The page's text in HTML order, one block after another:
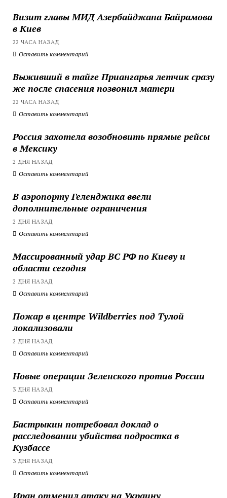
Визит главы МИД Азербайджана Байрамова
в Киев
22 ЧАСА НАЗАД
Оставить комментарий
Выживший в тайге Приангарья летчик сразу
же после спасения позвонил матери
22 ЧАСА НАЗАД
Оставить комментарий
Россия захотела возобновить прямые рейсы
в Мексику
2 ДНЯ НАЗАД
Оставить комментарий
В аэропорту Геленджика ввели
дополнительные ограничения
2 ДНЯ НАЗАД
Оставить комментарий
Массированный удар ВС РФ по Киеву и
области сегодня
2 ДНЯ НАЗАД
Оставить комментарий
Пожар в центре Wildberries под Тулой
локализовали
2 ДНЯ НАЗАД
Оставить комментарий
Новые операции Зеленского против России
3 ДНЯ НАЗАД
Оставить комментарий
Бастрыкин потребовал доклад о
расследовании убийства подростка в
Кузбассе
3 ДНЯ НАЗАД
Оставить комментарий
Иран отменил атаку на Украину